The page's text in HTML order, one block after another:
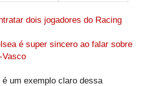
dois jogadores do Racing
é super sincero ao falar sobre
Vasco
um exemplo claro dessa